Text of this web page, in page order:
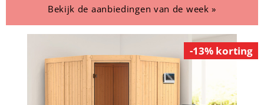
Bekijk de aanbiedingen van de week »
-13% korting